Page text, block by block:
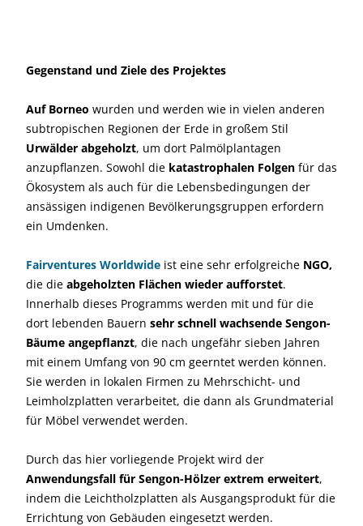
Gegenstand und Ziele des Projektes
Auf Borneo wurden und werden wie in vielen anderen
subtropischen Regionen der Erde in großem Stil
Urwälder abgeholzt, um dort Palmölplantagen
anzupflanzen. Sowohl die katastrophalen Folgen für das
Ökosystem als auch für die Lebensbedingungen der
ansässigen indigenen Bevölkerungsgruppen erfordern
ein Umdenken.
Fairventures Worldwide ist eine sehr erfolgreiche NGO,
die die abgeholzten Flächen wieder aufforstet.
Innerhalb dieses Programms werden mit und für die
dort lebenden Bauern sehr schnell wachsende Sengon-
Bäume angepflanzt, die nach ungefähr sieben Jahren
mit einem Umfang von 90 cm geerntet werden können.
Sie werden in lokalen Firmen zu Mehrschicht- und
Leimholzplatten verarbeitet, die dann als Grundmaterial
für Möbel verwendet werden.
Durch das hier vorliegende Projekt wird der
Anwendungsfall für Sengon-Hölzer extrem erweitert,
indem die Leichtholzplatten als Ausgangsprodukt für die
Errichtung von Gebäuden eingesetzt werden.